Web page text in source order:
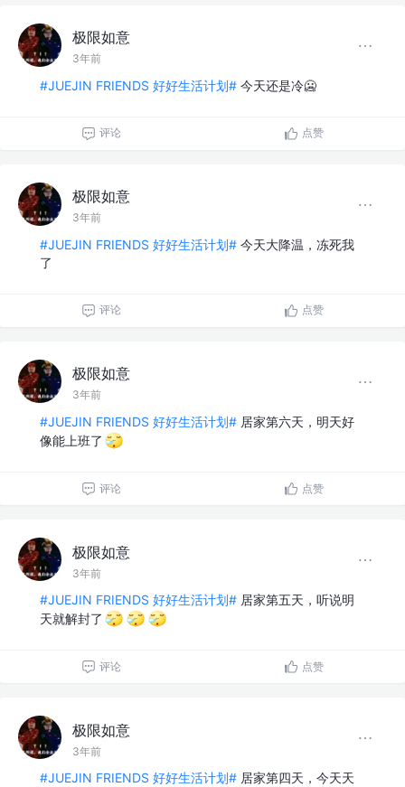
极限如意
3年前
#JUEJIN FRIENDS 好好生活计划# 今天还是冷🥶
评论 点赞
极限如意
3年前
#JUEJIN FRIENDS 好好生活计划# 今天大降温，冻死我
了
评论 点赞
极限如意
3年前
#JUEJIN FRIENDS 好好生活计划# 居家第六天，明天好
像能上班了
评论 点赞
极限如意
3年前
#JUEJIN FRIENDS 好好生活计划# 居家第五天，听说明
天就解封了
评论 点赞
极限如意
3年前
#JUEJIN FRIENDS 好好生活计划# 居家第四天，今天天